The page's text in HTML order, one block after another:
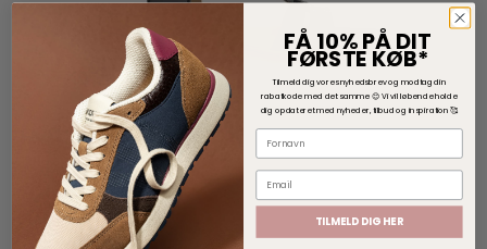
FÅ 10% PÅ DIT
FØRSTE KØB*
Tilmeld dig vores nyhedsbrev og modtag din
rabatkode med det samme 😊Vi vil løbende holde
dig opdateret med nyheder, tilbud og inspiration 🥰
TILMELD DIG HER